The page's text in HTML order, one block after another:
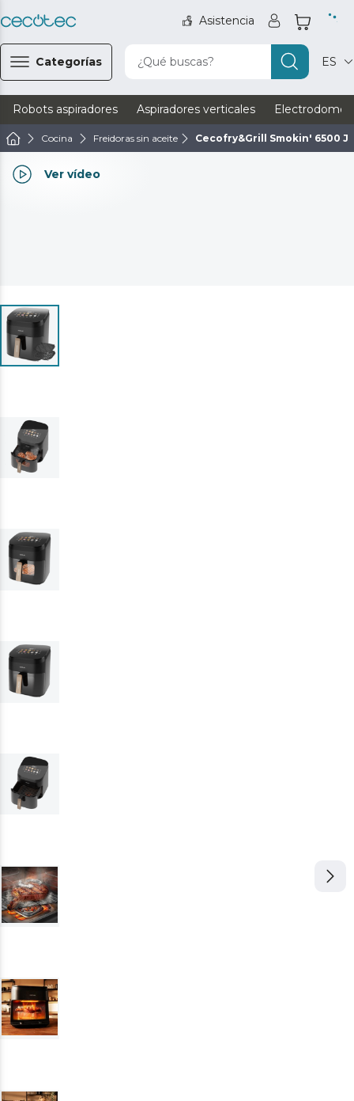
Asistencia
Categorías ¿Qué buscas? ES
Robots aspiradores Aspiradores verticales
Cocina Freidoras sin aceite Cecofry&Grill Smokin' 6500
Ver vídeo